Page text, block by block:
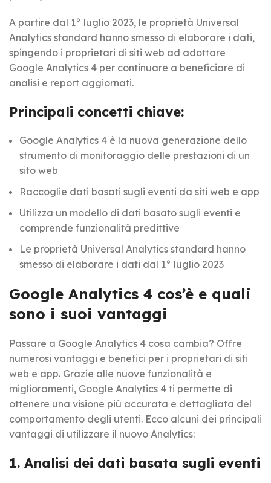
A partire dal 1° luglio 2023, le proprietà Universal
Analytics standard hanno smesso di elaborare i dati,
spingendo i proprietari di siti web ad adottare
Google Analytics 4 per continuare a beneficiare di
analisi e report aggiornati.
Principali concetti chiave:
Google Analytics 4 è la nuova generazione dello
strumento di monitoraggio delle prestazioni di un
sito web
Raccoglie dati basati sugli eventi da siti web e app
Utilizza un modello di dati basato sugli eventi e
comprende funzionalità predittive
Le proprietà Universal Analytics standard hanno
smesso di elaborare i dati dal 1° luglio 2023
Google Analytics 4 cos’è e quali
sono i suoi vantaggi
Passare a Google Analytics 4 cosa cambia? Offre
numerosi vantaggi e benefici per i proprietari di siti
web e app. Grazie alle nuove funzionalità e
miglioramenti, Google Analytics 4 ti permette di
ottenere una visione più accurata e dettagliata del
comportamento degli utenti. Ecco alcuni dei principali
vantaggi di utilizzare il nuovo Analytics:
1. Analisi dei dati basata sugli eventi